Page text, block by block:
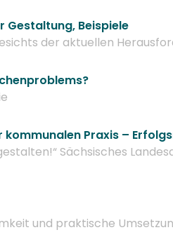
Gestaltung, Beispiele
der aktuellen
Praxis –
Sächsisches
und praktische